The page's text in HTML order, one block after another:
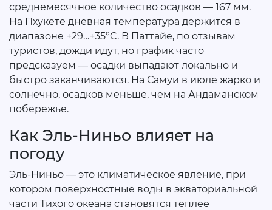
среднемесячное количество осадков — 167 мм.
На Пхукете дневная температура держится в
диапазоне +29…+35°C. В Паттайе, по отзывам
туристов, дожди идут, но график часто
предсказуем — осадки выпадают локально и
быстро заканчиваются. На Самуи в июле жарко и
солнечно, осадков меньше, чем на Андаманском
побережье.
Как Эль-Ниньо влияет на
погоду
Эль-Ниньо — это климатическое явление, при
котором поверхностные воды в экваториальной
части Тихого океана становятся теплее